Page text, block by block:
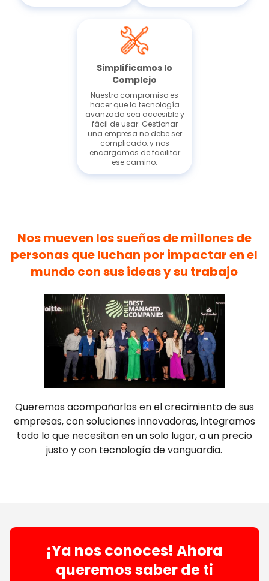
Simplificamos lo
Complejo
Nuestro compromiso es
hacer que la tecnología
avanzada sea accesible y
fácil de usar. Gestionar
una empresa no debe ser
complicado, y nos
encargamos de facilitar
ese camino.
Nos mueven los sueños de millones de
personas que luchan por impactar en el
mundo con sus ideas y su trabajo
Queremos acompañarlos en el crecimiento de sus
empresas, con soluciones innovadoras, integramos
todo lo que necesitan en un solo lugar, a un precio
justo y con tecnología de vanguardia.
¡Ya nos conoces! Ahora
queremos saber de ti